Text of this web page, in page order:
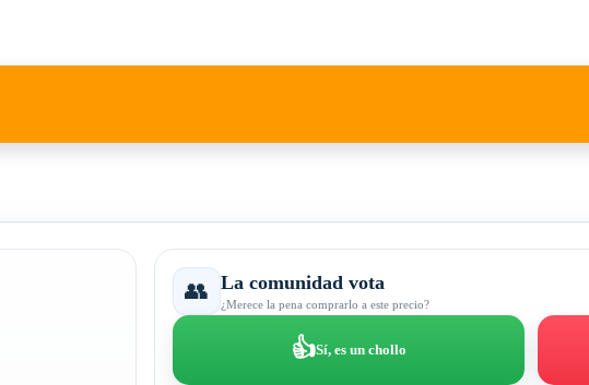
👥 La comunidad vota
¿Merece la pena comprarlo a este precio?
👍Sí, es un chollo